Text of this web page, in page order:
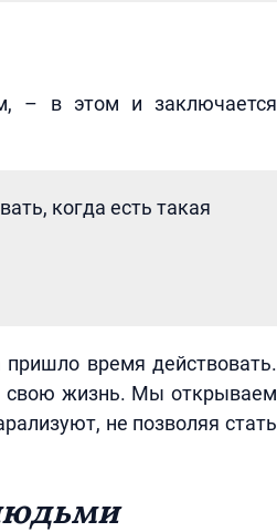
– в этом и заключается
когда есть такая
пришло время действовать.
свою жизнь. Мы открываем
не позволяя стать